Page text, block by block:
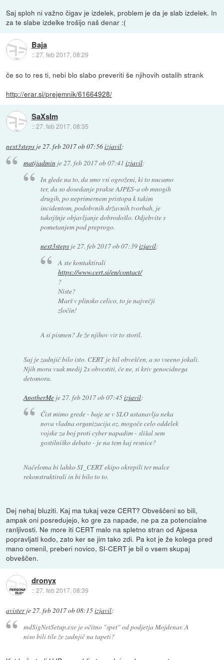
Saj sploh ni važno čigav je izdelek, problem je da je slab izdelek. In
za te slabe izdelke trošijo naš denar :(
Baja
::27. feb 2017, 08:29
če so to res ti, nebi blo slabo preveriti še njihovih ostalih strank
http://erar.si/prejemnik/61664928/
SaXsIm
::27. feb 2017, 08:35
next3steps je 27. feb 2017 ob 07:56izjavil:
matijadminje27. feb 2017 ob 07:41 izjavil:
In glede na to, da smo vsi ogroženi, ki to nucamo
ter, da so dosedanje prakse AJPES-a ob mnogih
drugih, po neprimernem pristopu k takim
incidentom, podobvnih državnih tvorbah, je
takojšnje objavljanje dobrodošlo. Odjebvite s
pometanjem pod preprogo.
next3steps je27. feb 2017 ob 07:39izjavil:
A ste kontaktirali
https://www.cert.si/en/contact/
?
Niste?
Marš v plinsko celico, to je največji
zločin!
A si pismen? Je že njihov vir to storil.
Saj je zadnjič bilo isto. CERT je bil obveščen, a so vseeno jokali.
Njih mora vsak medij 2x obvestiti, če ne, si kriv genocidnega
detomora.
AnotherMeje27. feb 2017 ob 07:45izjavil:
Čist mimo grede - baje se v SLO ustanavlja neka
nova vladna organizacija oz. mogoče celo oddelek
vojske za boj proti cyber napadim - slišal sem
gostilniško debato - je na tem kaj resnice?
Načeloma bi lahko SI_CERT ekipo okrepili ter malce
rekonstruktirali in bi bilo to to.
Dej nehaj bluziti. Kaj ma tukaj veze CERT? Obveščeni so bili,
ampak oni posredujejo, ko gre za napade, ne pa za potencialne
ranljivosti. Ne more iti CERT malo na spletno stran od Ajpesa
popravljati kodo, zato ker se jim tako zdi. Pa kot je že kolega pred
mano omenil, preberi novico, SI-CERT je bil o vsem skupaj
obveščen.
dronyx
::27. feb 2017, 08:39
avisterje 27. feb 2017 ob 08:15izjavil:
mdSigNetSetup.exe je očitno "spet" od podjetja Mojdenar. A
niso bili tile že zadnjič na tapeti?